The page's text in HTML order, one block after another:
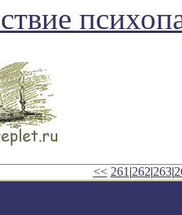
<< 261 |262|263|